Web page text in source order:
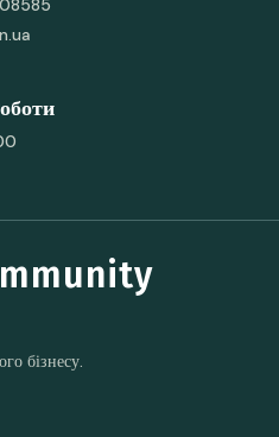
бізнесу.